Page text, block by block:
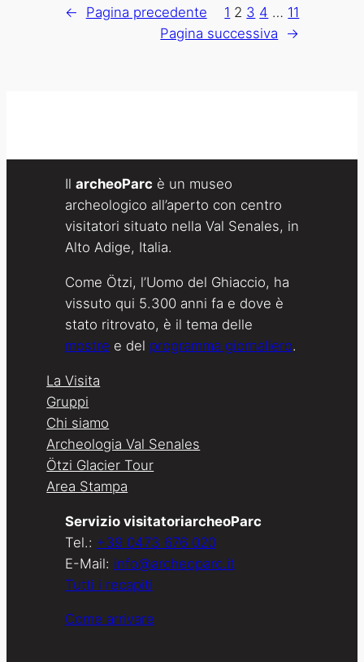
← Pagina precedente 1 2 3 4 … 11
Pagina successiva
→
Il archeoParc è un museo
archeologico all’aperto con centro
visitatori situato nella Val Senales, in
Alto Adige, Italia.
Come Ötzi, l’Uomo del Ghiaccio, ha
vissuto qui 5.300 anni fa e dove è
stato ritrovato, è il tema delle
mostre e del programma giornaliero.
La Visita
Gruppi
Chi siamo
Archeologia Val Senales
Ötzi Glacier Tour
Area Stampa
Servizio visitatoriarcheoParc
Tel.: +39 0473 676 020
E-Mail: info@archeoparc.it
Tutti i recapiti
Come arrivare